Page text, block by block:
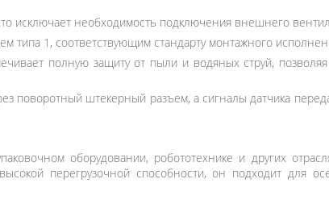
исключает необходимость подключения внешнего
типа 1, соответствующим стандарту монтажного
полную защиту от пыли и водяных струй, позволяя
поворотный штекерный разъем, а сигналы датчика
оборудовании, робототехнике и других
перегрузочной способности, он подходит для